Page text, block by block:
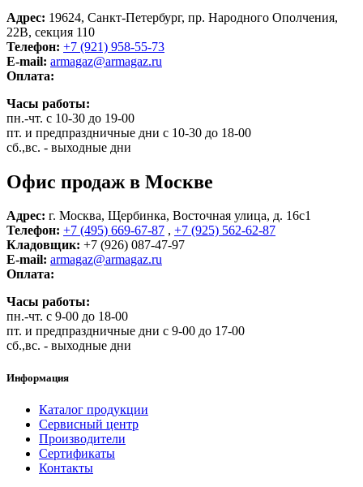
Адрес: 19624, Санкт-Петербург, пр. Народного Ополчения,
22В, секция 110
Телефон: +7 (921) 958-55-73
E-mail: armagaz@armagaz.ru
Оплата:
Часы работы:
пн.-чт. с 10-30 до 19-00
пт. и предпраздничные дни с 10-30 до 18-00
сб.,вс. - выходные дни
Офис продаж в Москве
Адрес: г. Москва, Щербинка, Восточная улица, д. 16с1
Телефон: +7 (495) 669-67-87 , +7 (925) 562-62-87
Кладовщик: +7 (926) 087-47-97
E-mail: armagaz@armagaz.ru
Оплата:
Часы работы:
пн.-чт. с 9-00 до 18-00
пт. и предпраздничные дни с 9-00 до 17-00
сб.,вс. - выходные дни
Информация
Каталог продукции
Сервисный центр
Производители
Сертификаты
Контакты